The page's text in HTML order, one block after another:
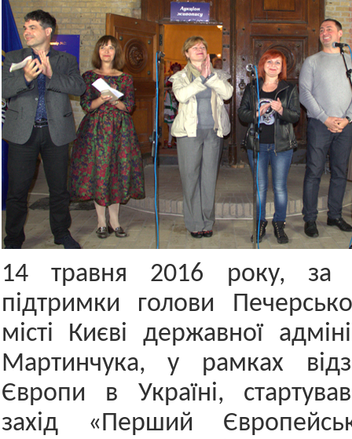
14 травня 2016 року, за
підтримки голови
місті Києві державної
Мартинчука, у рамках
Європи в Україні,
захід «Перший